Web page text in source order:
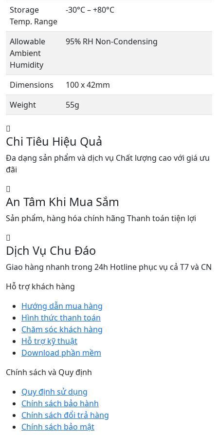
Storage
Temp. Range
-30°C – +80°C
Allowable
Ambient
Humidity
95% RH Non-Condensing
Dimensions
100 x 42mm
Weight
55g
Chi Tiêu Hiệu Quả
Đa dạng sản phẩm và dịch vụ Chất lượng cao với giá ưu
đãi
An Tâm Khi Mua Sắm
Sản phẩm, hàng hóa chính hãng Thanh toán tiện lợi
Dịch Vụ Chu Đáo
Giao hàng nhanh trong 24h Hotline phục vụ cả T7 và CN
Hỗ trợ khách hàng
Hướng dẫn mua hàng
Hình thức thanh toán
Chăm sóc khách hàng
Hỗ trợ kỹ thuật
Download phần mềm
Chính sách và Quy định
Quy định sử dụng
Chính sách bảo hành
Chính sách đổi trả hàng
Chính sách bảo mật